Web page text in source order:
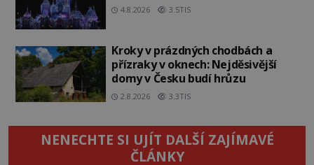
4.8.2026 3.5TIS
Kroky v prázdných chodbách a
přízraky v oknech: Nejděsivější
domy v Česku budí hrůzu
2.8.2026 3.3TIS
NENECHTE SI UJÍT DALŠÍ ZAJÍMAVÉ
ČLÁNKY